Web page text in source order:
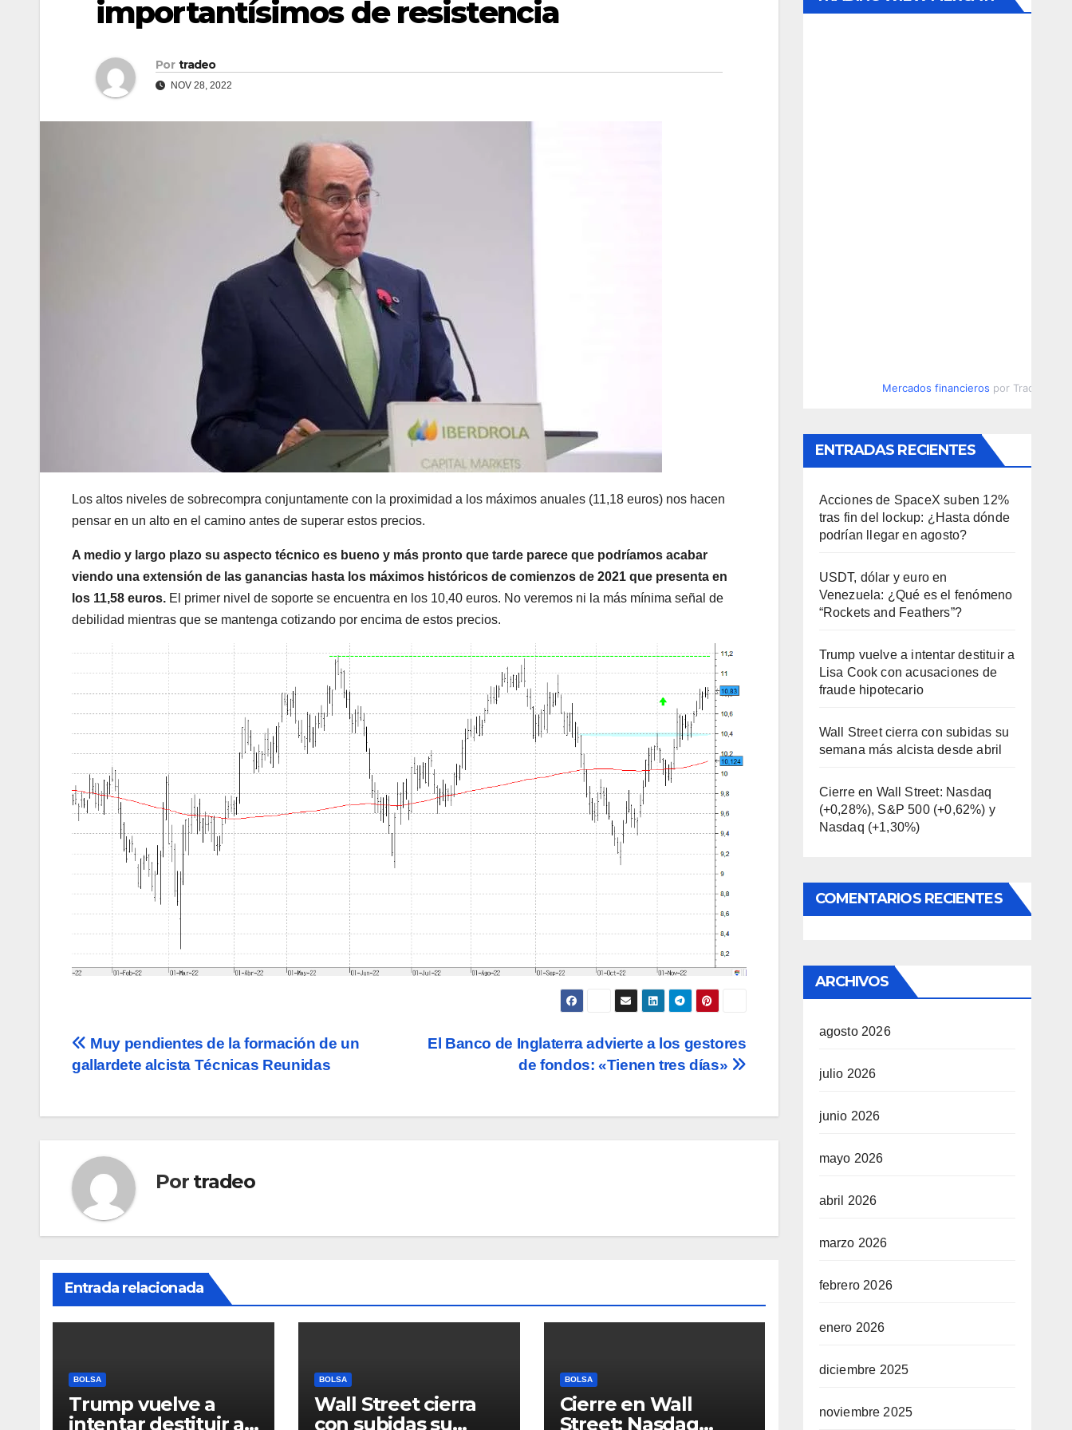
importantísimos de resistencia
Por tradeo
NOV 28, 2022
Los altos niveles de sobrecompra conjuntamente con la proximidad a los máximos anuales (11,18 euros) nos hacen
pensar en un alto en el camino antes de superar estos precios.
A medio y largo plazo su aspecto técnico es bueno y más pronto que tarde parece que podríamos acabar
viendo una extensión de las ganancias hasta los máximos históricos de comienzos de 2021 que presenta en
los 11,58 euros. El primer nivel de soporte se encuentra en los 10,40 euros. No veremos ni la más mínima señal de
debilidad mientras que se mantenga cotizando por encima de estos precios.
Navegación
de
entradas
El Banco de Inglaterra advierte a los gestores
de fondos: «Tienen tres días»
Muy pendientes de la formación de un
gallardete alcista Técnicas Reunidas
Por tradeo
Entrada relacionada
BOLSA
Trump vuelve a
intentar destituir a
BOLSA
Wall Street cierra
con subidas su
BOLSA
Cierre en Wall
Street: Nasdaq
Mercados financieros por
ENTRADAS RECIENTES
Acciones de SpaceX suben 12%
tras fin del lockup: ¿Hasta dónde
podrían llegar en agosto?
USDT, dólar y euro en
Venezuela: ¿Qué es el fenómeno
“Rockets and Feathers”?
Trump vuelve a intentar destituir a
Lisa Cook con acusaciones de
fraude hipotecario
Wall Street cierra con subidas su
semana más alcista desde abril
Cierre en Wall Street: Nasdaq
(+0,28%), S&P 500 (+0,62%) y
Nasdaq (+1,30%)
COMENTARIOS RECIENTES
ARCHIVOS
agosto 2026
julio 2026
junio 2026
mayo 2026
abril 2026
marzo 2026
febrero 2026
enero 2026
diciembre 2025
noviembre 2025